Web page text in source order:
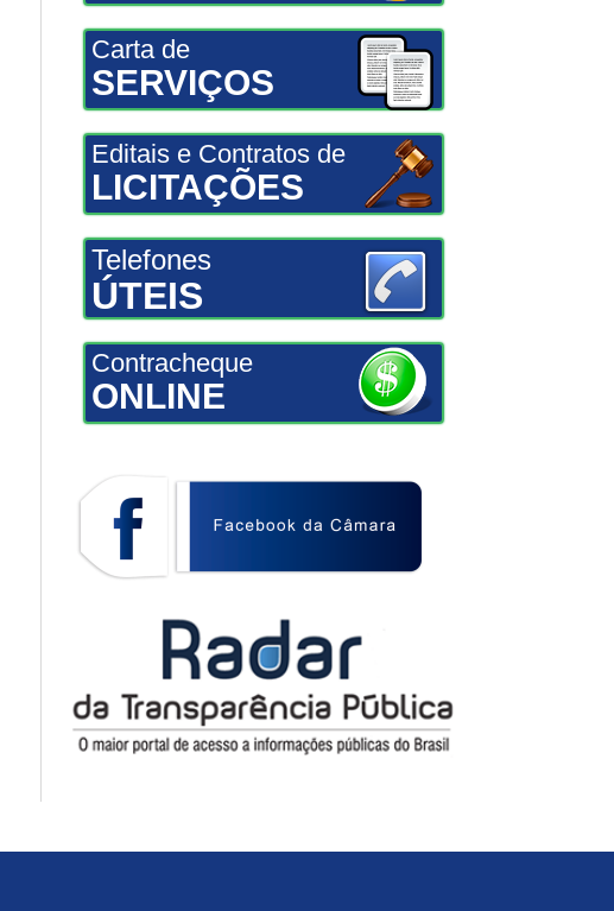
Carta de
SERVIÇOS
Editais e Contratos de
LICITAÇÕES
Telefones
ÚTEIS
Contracheque
ONLINE